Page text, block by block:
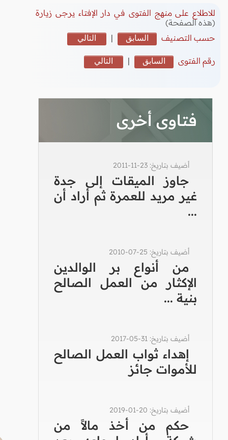
للاطلاع على منهج الفتوى في دار الإفتاء يرجى زيارة
(هذه الصفحة)
حسب التصنيف
السابق | التالي
رقم الفتوى السابق | التالي
فتاوى أخرى
أضيف بتاريخ: 23-11-2011
جاوز الميقات إلى جدة
غير مريد للعمرة ثم أراد أن
...
أضيف بتاريخ: 25-07-2010
من أنواع بر الوالدين
الإكثار من العمل الصالح
بنية ...
أضيف بتاريخ: 31-05-2017
إهداء ثواب العمل الصالح
للأموات جائز
أضيف بتاريخ: 20-01-2019
حكم من أخذ مالاً من